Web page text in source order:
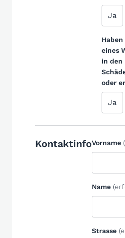
Ja
eines
in den
oder
Ja
KontaktinfoVorname
Name
Strasse